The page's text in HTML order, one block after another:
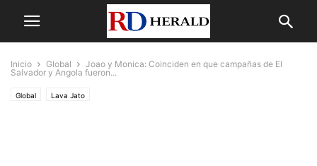
Inicio Global
Joao y Monica: Coinciden en que campañas de El
Salvador y Angola fueron...
Global Lava Jato